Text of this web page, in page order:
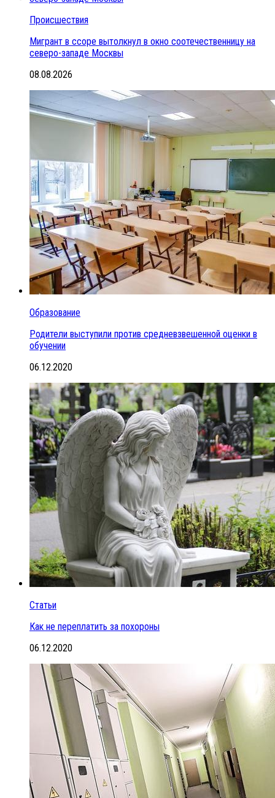
Происшествия
Мигрант в ссоре вытолкнул в окно соотечественницу на
северо-западе Москвы
08.08.2026
Образование
Родители выступили против средневзвешенной оценки в
обучении
06.12.2020
Статьи
Как не переплатить за похороны
06.12.2020